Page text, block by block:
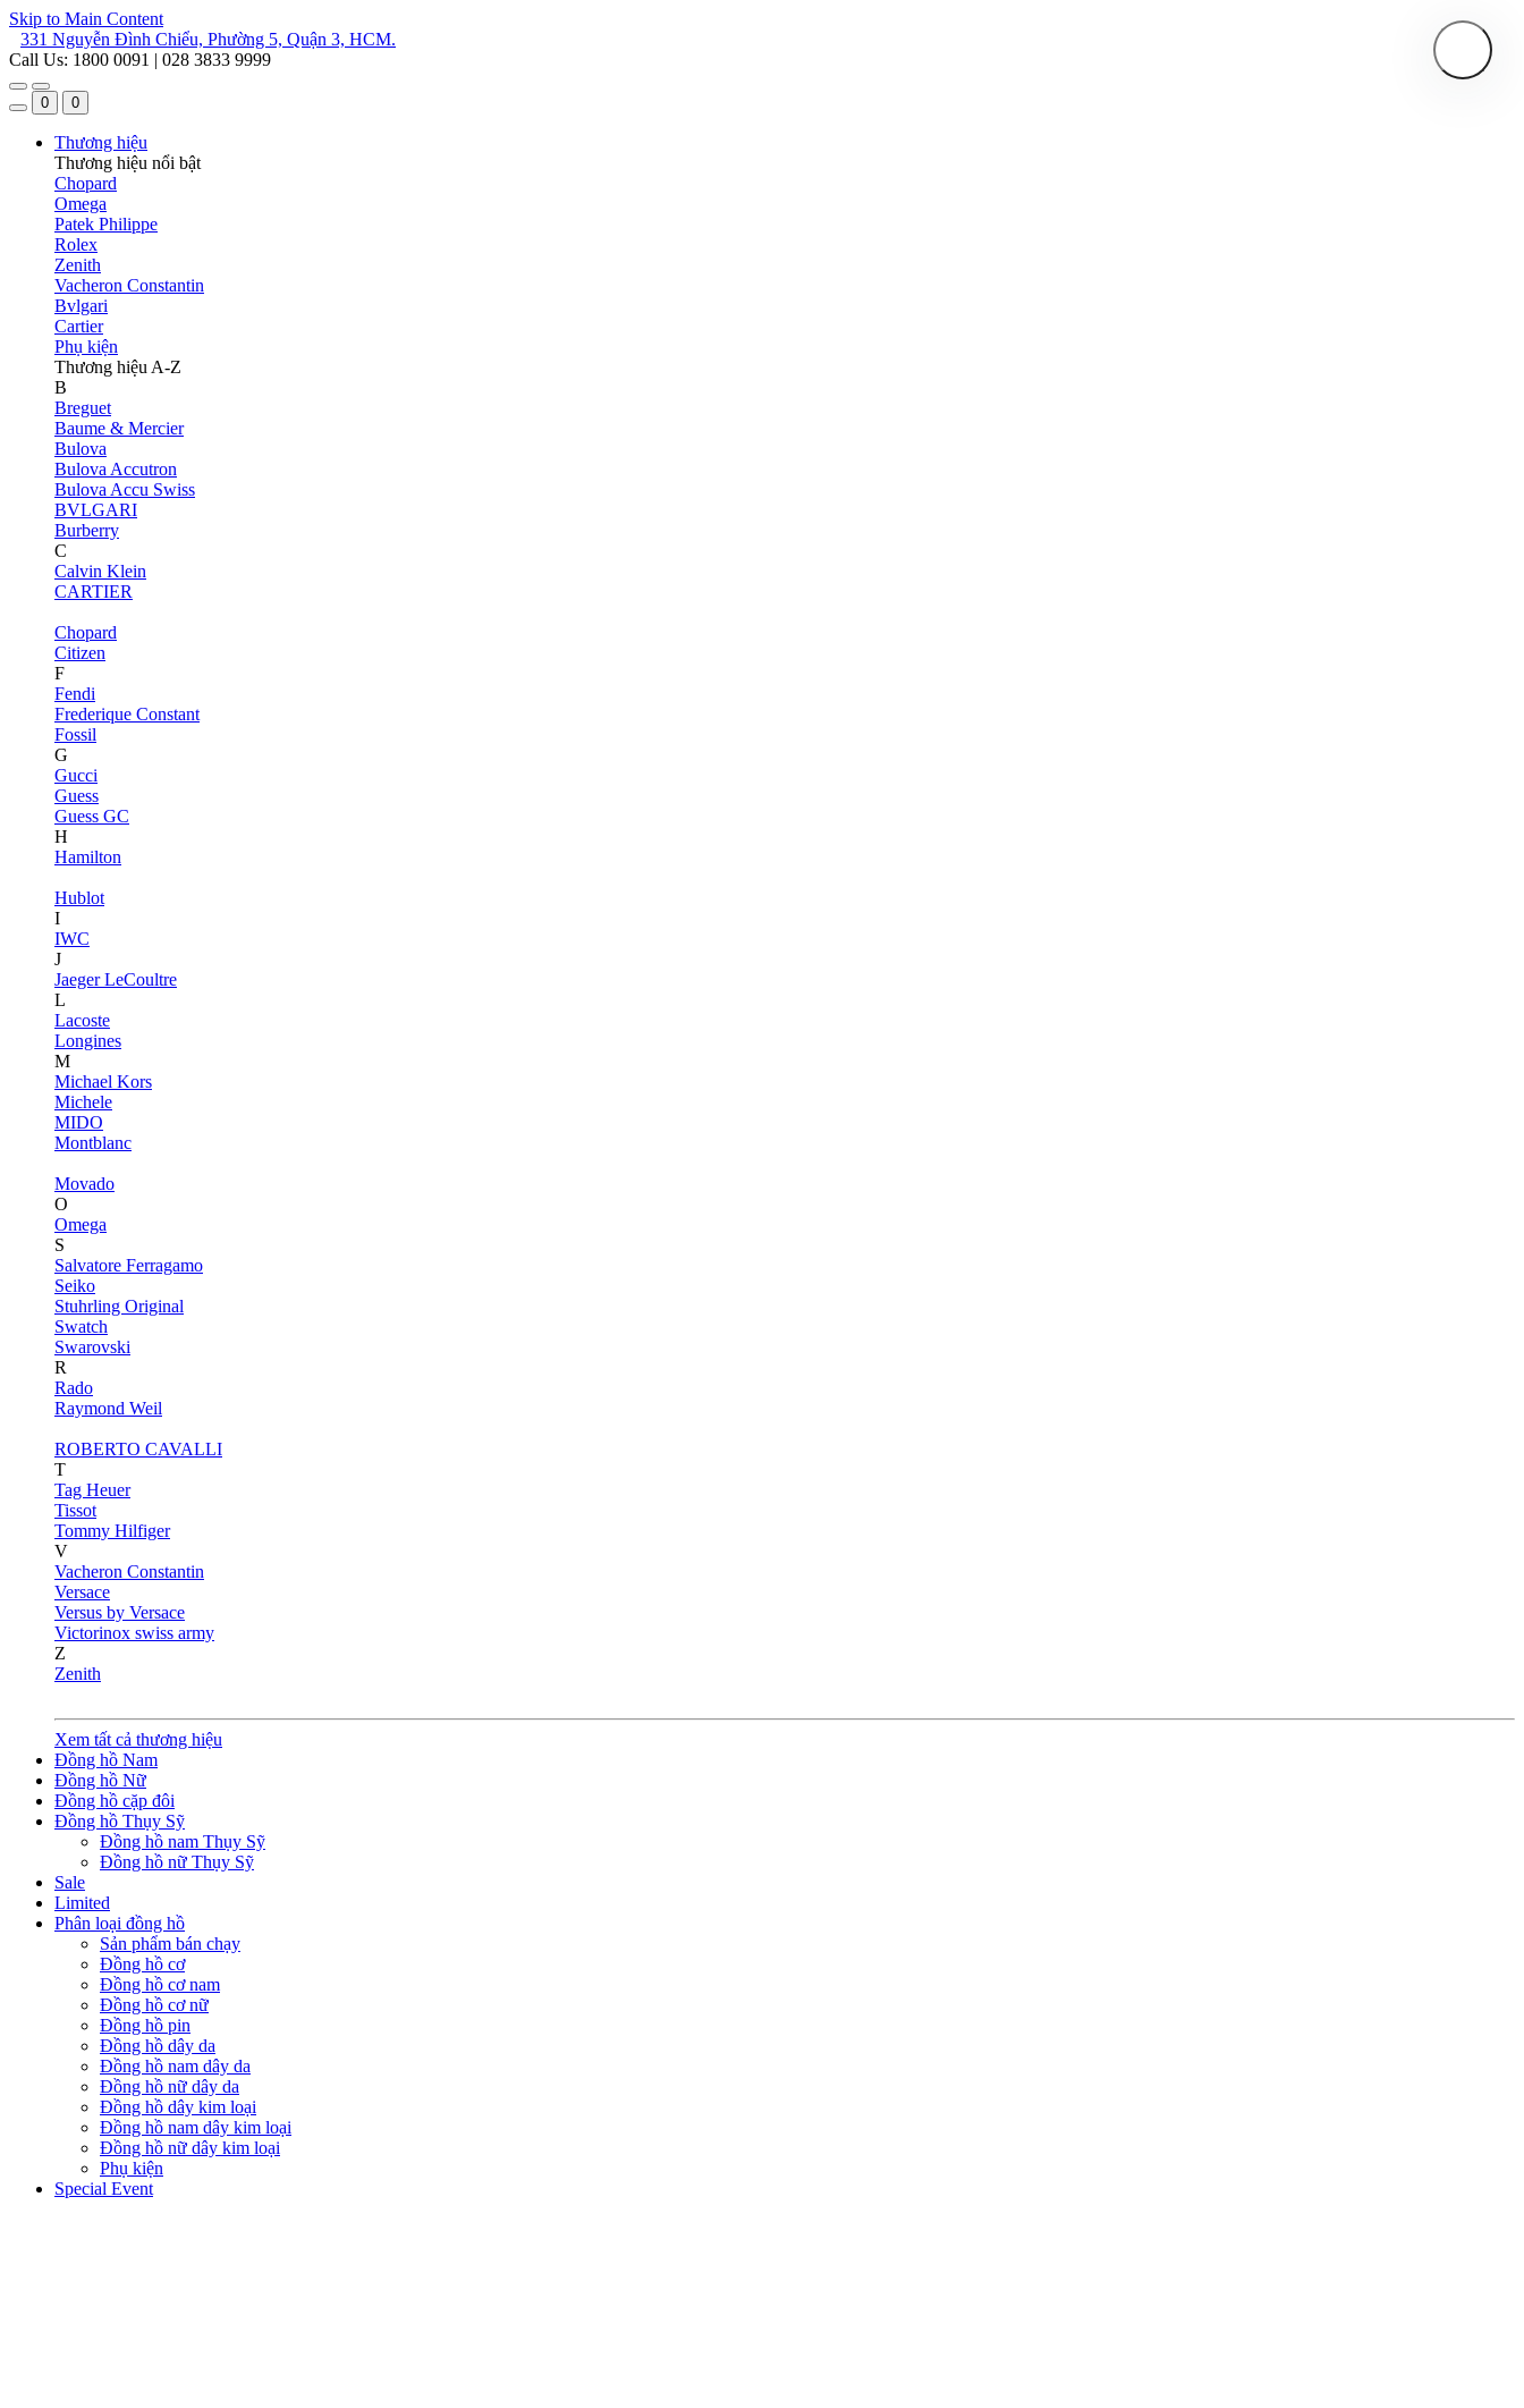
Skip to Main Content
331 Nguyễn Đình Chiểu, Phường 5, Quận 3, HCM.
Call Us: 1800 0091 | 028 3833 9999
0 0
Thương hiệu
Thương hiệu nổi bật
Chopard
Omega
Patek Philippe
Rolex
Zenith
Vacheron Constantin
Bvlgari
Cartier
Phụ kiện
Thương hiệu A-Z
B
Breguet
Baume & Mercier
Bulova
Bulova Accutron
Bulova Accu Swiss
BVLGARI
Burberry
C
Calvin Klein
CARTIER
Chopard
Citizen
F
Fendi
Frederique Constant
Fossil
G
Gucci
Guess
Guess GC
H
Hamilton
Hublot
I
IWC
J
Jaeger LeCoultre
L
Lacoste
Longines
M
Michael Kors
Michele
MIDO
Montblanc
Movado
O
Omega
S
Salvatore Ferragamo
Seiko
Stuhrling Original
Swatch
Swarovski
R
Rado
Raymond Weil
ROBERTO CAVALLI
T
Tag Heuer
Tissot
Tommy Hilfiger
V
Vacheron Constantin
Versace
Versus by Versace
Victorinox swiss army
Z
Zenith
Xem tất cả thương hiệu
Đồng hồ Nam
Đồng hồ Nữ
Đồng hồ cặp đôi
Đồng hồ Thụy Sỹ
Đồng hồ nam Thụy Sỹ
Đồng hồ nữ Thụy Sỹ
Sale
Limited
Phân loại đồng hồ
Sản phẩm bán chạy
Đồng hồ cơ
Đồng hồ cơ nam
Đồng hồ cơ nữ
Đồng hồ pin
Đồng hồ dây da
Đồng hồ nam dây da
Đồng hồ nữ dây da
Đồng hồ dây kim loại
Đồng hồ nam dây kim loại
Đồng hồ nữ dây kim loại
Phụ kiện
Special Event